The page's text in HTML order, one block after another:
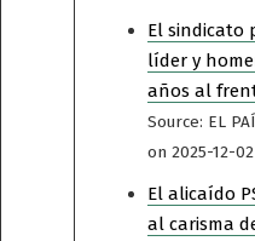
El sindicato
líder y
años al
Source: EL
on 2025-12-02
El alicaído
al carisma